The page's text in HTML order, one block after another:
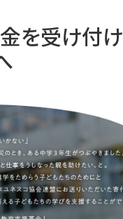
を受け付け